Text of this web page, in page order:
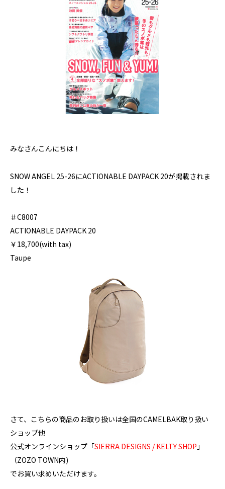
みなさんこんにちは！
SNOW ANGEL 25-26にACTIONABLE DAYPACK 20が掲載されま
した！
＃C8007
ACTIONABLE DAYPACK 20
￥18,700(with tax)
Taupe
さて、こちらの商品のお取り扱いは全国のCAMELBAK取り扱い
ショップ他
公式オンラインショップ「SIERRA DESIGNS / KELTY SHOP 」
（ZOZO TOWN内)
でお買い求めいただけます。